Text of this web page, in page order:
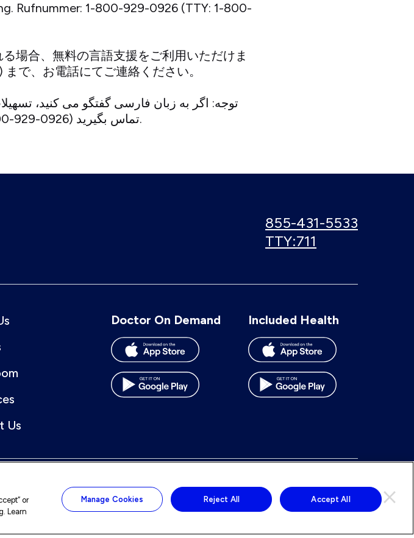
Rufnummer: 1-800-929-0926 (TTY: 1-800-
場合、無料の言語支援をご利用いただけま
で、お電話にてご連絡ください。
فراهم می باشد. با 1-800-929-0926 (TTY: 1-800-929-0926) تماس بگیرید.
Call
us:
855-431-5533
Use
TTY:711
Us
Doctor On Demand Included Health
our
Facebook
page
our
BlueSky
page
our
LinkedIn
page
our
Instagram
page
of Nondiscrimination
or
Learn
Manage Cookies Reject All Accept All